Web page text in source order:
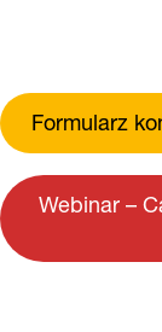
Formularz
Webinar –